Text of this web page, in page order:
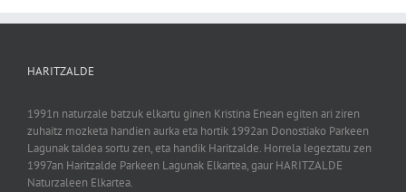
HARITZALDE
1991n naturzale batzuk elkartu ginen Kristina Enean egiten ari ziren
zuhaitz mozketa handien aurka eta hortik 1992an Donostiako Parkeen
Lagunak taldea sortu zen, eta handik Haritzalde. Horrela legeztatu zen
1997an Haritzalde Parkeen Lagunak Elkartea, gaur HARITZALDE
Naturzaleen Elkartea.